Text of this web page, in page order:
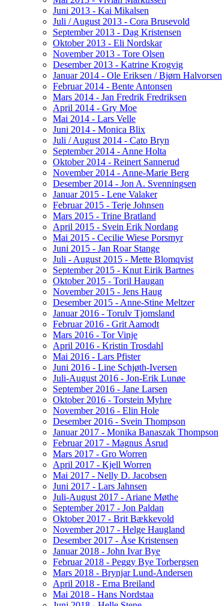
Juni 2013 - Kai Mikalsen
Juli / August 2013 - Cora Brusevold
September 2013 - Dag Kristensen
Oktober 2013 - Eli Nordskar
November 2013 - Tore Olsen
Desember 2013 - Katrine Krogvig
Januar 2014 - Ole Eriksen / Bjørn Halvorsen
Februar 2014 - Bente Antonsen
Mars 2014 - Jan Fredrik Fredriksen
April 2014 - Gry Moe
Mai 2014 - Lars Velle
Juni 2014 - Monica Blix
Juli / August 2014 - Cato Bryn
September 2014 - Anne Holta
Oktober 2014 - Reinert Sannerud
November 2014 - Anne-Marie Berg
Desember 2014 - Jon A. Svenningsen
Januar 2015 - Lene Valaker
Februar 2015 - Terje Johnsen
Mars 2015 - Trine Bratland
April 2015 - Svein Erik Nordang
Mai 2015 - Cecilie Wiese Porsmyr
Juni 2015 - Jan Roar Stange
Juli - August 2015 - Mette Blomqvist
September 2015 - Knut Eirik Bartnes
Oktober 2015 - Toril Haugan
November 2015 - Jens Haug
Desember 2015 - Anne-Stine Meltzer
Januar 2016 - Torulv Tjomsland
Februar 2016 - Grit Aamodt
Mars 2016 - Tor Vinje
April 2016 - Kristin Trosdahl
Mai 2016 - Lars Pfister
Juni 2016 - Line Schjøth-Iversen
Juli-August 2016 - Jon-Erik Lunøe
September 2016 - Jane Larsen
Oktober 2016 - Torstein Myhre
November 2016 - Elin Hole
Desember 2016 - Svein Thompson
Januar 2017 - Monika Banaszak Thompson
Februar 2017 - Magnus Åsrud
Mars 2017 - Gro Worren
April 2017 - Kjell Worren
Mai 2017 - Nelly D. Jacobsen
Juni 2017 - Lars Jahnsen
Juli-August 2017 - Ariane Møthe
September 2017 - Jon Paldan
Oktober 2017 - Brit Bækkevold
November 2017 - Helge Haugland
Desember 2017 - Åse Kristensen
Januar 2018 - John Ivar Bye
Februar 2018 - Peggy Bye Torbergsen
Mars 2018 - Brynjar Lund-Andersen
April 2018 - Erna Breiland
Mai 2018 - Hans Nordstaa